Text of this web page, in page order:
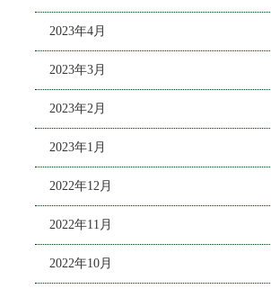
2023年4月
2023年3月
2023年2月
2023年1月
2022年12月
2022年11月
2022年10月